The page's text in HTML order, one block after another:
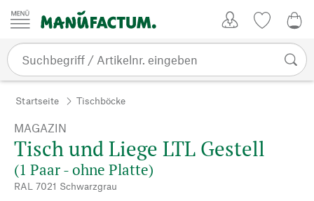
Zum Inhalt springen
Startseite Tischböcke
MAGAZIN
Tisch und Liege LTL Gestell
(1 Paar - ohne Platte)
RAL 7021 Schwarzgrau